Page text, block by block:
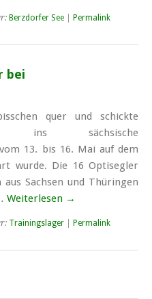
Berzdorfer See Permalink
bei
quer und schickte
ins sächsische
13. bis 16. Mai auf dem
wurde. Die 16 Optisegler
Sachsen und Thüringen
Weiterlesen →
Trainingslager Permalink